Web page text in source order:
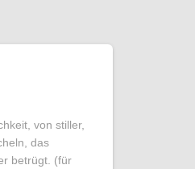
von stiller,
das
betrügt. (für